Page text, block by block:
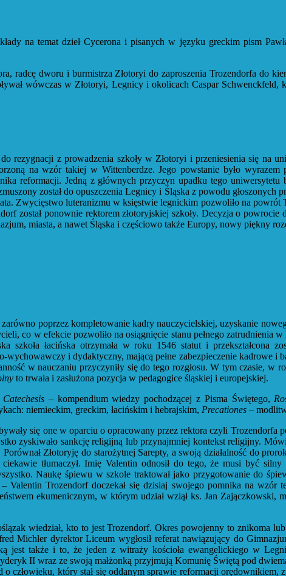
na temat dzieł Cycerona i pisanych w języku greckim pism
radcę dworu i burmistrza Złotoryi do zaproszenia Trozendorfa do
wówczas w Złotoryi, Legnicy i okolicach Caspar
rezygnacji z prowadzenia szkoły w Złotoryi i przeniesienia się na
na wzór takiej w Wittenberdze. Jego powstanie było
reformacji. Jedną z głównych przyczyn upadku tego
został do opuszczenia Legnicy i Śląska z powodu głoszonych
Zwycięstwo luteranizmu w księstwie legnickim pozwoliło na
został ponownie rektorem złotoryjskiej szkoły. Decyzja o powrocie
miasta, a nawet Śląska i częściowo także Europy, nowy piękny
poprzez kompletowanie kadry nauczycielskiej, uzyskanie
co w efekcie pozwoliło na osiągnięcie stanu pełnego zatrudnienia
szkoła łacińska otrzymała w roku 1546 statut i przekształcona
i dydaktyczny, mającą pełne zabezpieczenie kadrowe i
w nauczaniu przyczyniły się do tego rozgłosu. W tym czasie, w
to trwała i zasłużona pozycja w pedagogice śląskiej i europejskiej.
Catechesis – kompendium wiedzy pochodzącej z Pisma Świętego,
niemieckim, greckim, łacińskim i hebrajskim, Precationes –
się one w oparciu o opracowany przez rektora czyli Trozendorfa
zyskiwało sankcję religijną lub przynajmniej kontekst religijny.
Złotoryję do starożytnej Sarepty, a swoją działalność do
tłumaczył. Imię Valentin odnosił do tego, że musi być silny
Naukę śpiewu w szkole traktował jako przygotowanie do
Trozendorf doczekał się dzisiaj swojego pomnika na wzór
ekumenicznym, w którym udział wziął ks. Jan Zajączkowski,
wiedział, kto to jest Trozendorf. Okres powojenny to znikoma
Michler dyrektor Liceum wygłosił referat nawiązujący do
jest także i to, że jeden z witraży kościoła ewangelickiego w
II wraz ze swoją małżonką przyjmują Komunię Świętą pod
człowieku, który stał się oddanym sprawie reformacji